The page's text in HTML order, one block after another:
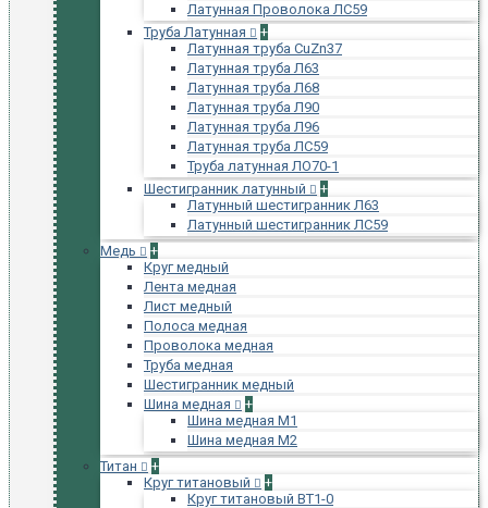
Латунная Проволока ЛС59
Труба Латунная
+
Латунная труба CuZn37
Латунная труба Л63
Латунная труба Л68
Латунная труба Л90
Латунная труба Л96
Латунная труба ЛС59
Труба латунная ЛО70-1
Шестигранник латунный
+
Латунный шестигранник Л63
Латунный шестигранник ЛС59
Медь
+
Круг медный
Лента медная
Лист медный
Полоса медная
Проволока медная
Труба медная
Шестигранник медный
Шина медная
+
Шина медная М1
Шина медная М2
Титан
+
Круг титановый
+
Круг титановый ВТ1-0